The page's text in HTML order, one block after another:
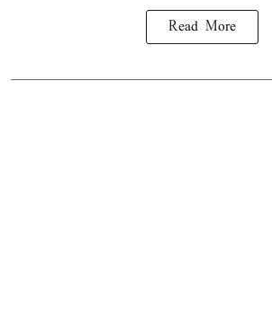
Read More